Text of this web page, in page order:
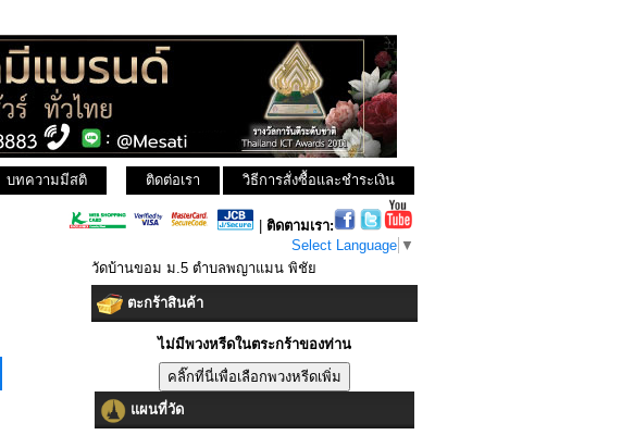
บทความมีสติ วิธีการสั่งซื้อและชำระเงิน
ติดต่อเรา
ติดตามเรา:
Select Language ▼
วัดบ้านขอม ม.5 ตำบลพญาแมน พิชัย
ตะกร้าสินค้า
ไม่มีพวงหรีดในตระกร้าของท่าน
แผนที่วัด